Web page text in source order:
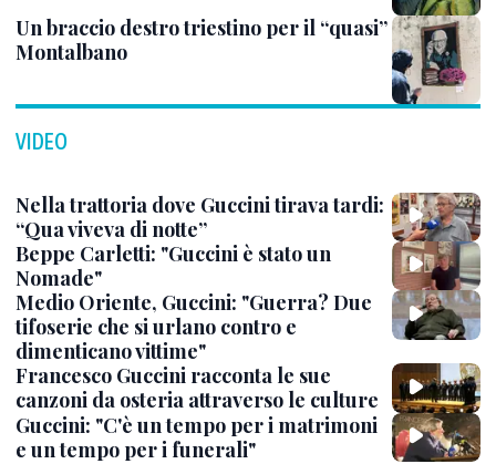
Un braccio destro triestino per il “quasi”
Montalbano
VIDEO
Nella trattoria dove Guccini tirava tardi:
“Qua viveva di notte”
Beppe Carletti: "Guccini è stato un
Nomade"
Medio Oriente, Guccini: "Guerra? Due
tifoserie che si urlano contro e
dimenticano vittime"
Francesco Guccini racconta le sue
canzoni da osteria attraverso le culture
Guccini: "C'è un tempo per i matrimoni
e un tempo per i funerali"